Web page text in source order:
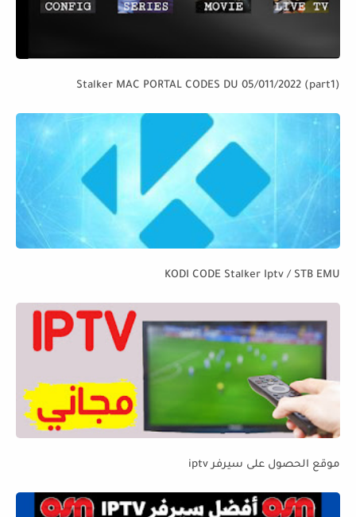
Stalker MAC PORTAL CODES DU 05/011/2022 (part1)
KODI CODE Stalker Iptv / STB EMU
موقع الحصول على سيرفر iptv